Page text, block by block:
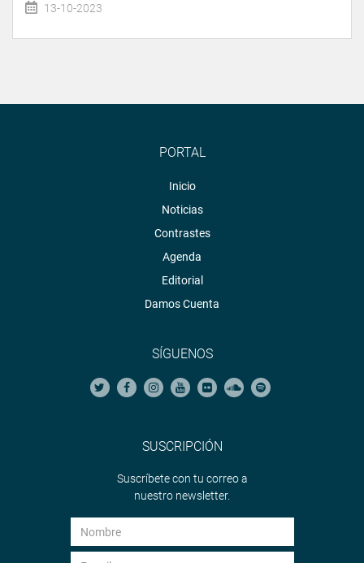
13-10-2023
PORTAL
Inicio
Noticias
Contrastes
Agenda
Editorial
Damos Cuenta
SÍGUENOS
SUSCRIPCIÓN
Suscríbete con tu correo a
nuestro newsletter.